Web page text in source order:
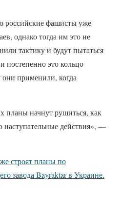
российские фашисты уже
однако тогда им это не
тактику и будут пытаться
постепенно это кольцо
применили, когда
планы начнут рушиться, как
наступательные действия», —
строят планы по
завода Bayraktar в Украине.